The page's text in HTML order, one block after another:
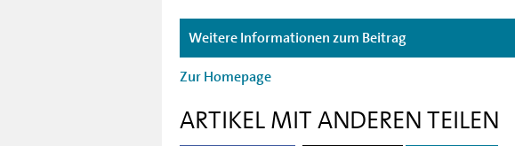
Weitere Informationen zum Beitrag
Zur Homepage
ARTIKEL MIT ANDEREN TEILEN